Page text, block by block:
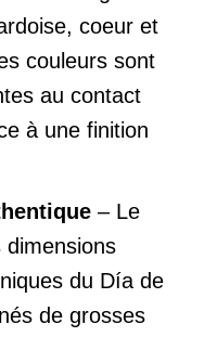
coeur et
couleurs sont
au contact
à une finition
– Le
du Día de
de grosses